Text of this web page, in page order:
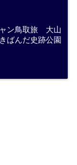
ン鳥取旅 大山
ばんだ史跡公園